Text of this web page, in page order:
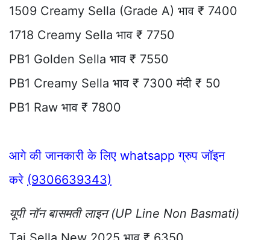
1509 Creamy Sella (Grade A) भाव ₹ 7400
1718 Creamy Sella भाव ₹ 7750
PB1 Golden Sella भाव ₹ 7550
PB1 Creamy Sella भाव ₹ 7300 मंदी ₹ 50
PB1 Raw भाव ₹ 7800
आगे की जानकारी के लिए whatsapp ग्रुप जॉइन
करे (9306639343)
यूपी नॉन बासमती लाइन (UP Line Non Basmati)